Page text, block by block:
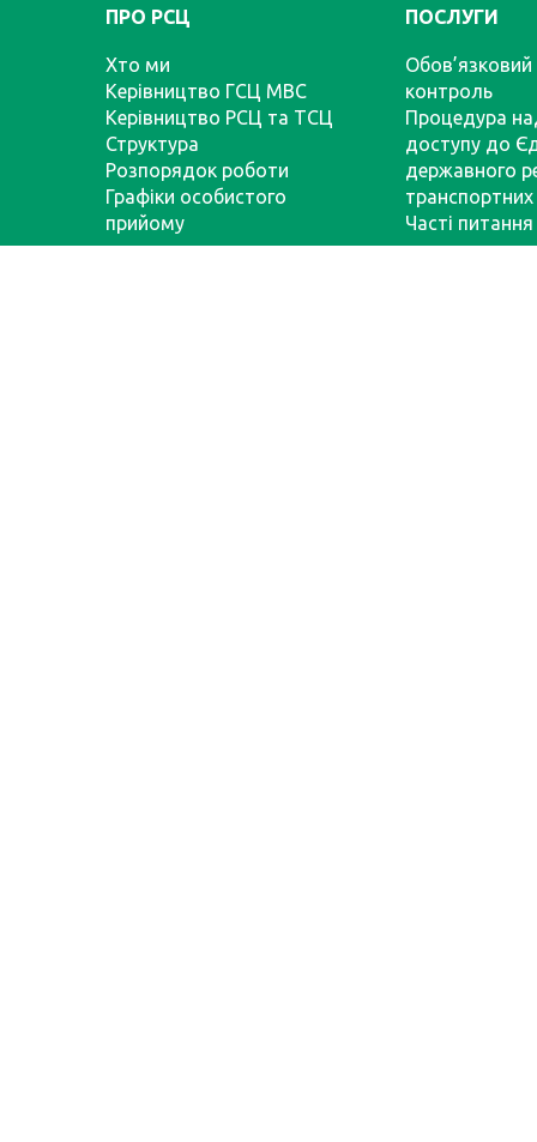
ПРО РСЦ
Хто ми
Керівництво ГСЦ МВС
Керівництво РСЦ та ТСЦ
Структура
Розпорядок роботи
Графіки особистого
прийому
ПОСЛУГИ
Обов’язковий
контроль
Процедура
доступу до
державного
транспортних
Часті питання